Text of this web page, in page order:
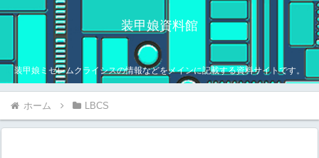
装甲娘資料館
装甲娘ミゼレムクライシスの情報などをメインに記載する資料サイトです。
ホーム LBCS